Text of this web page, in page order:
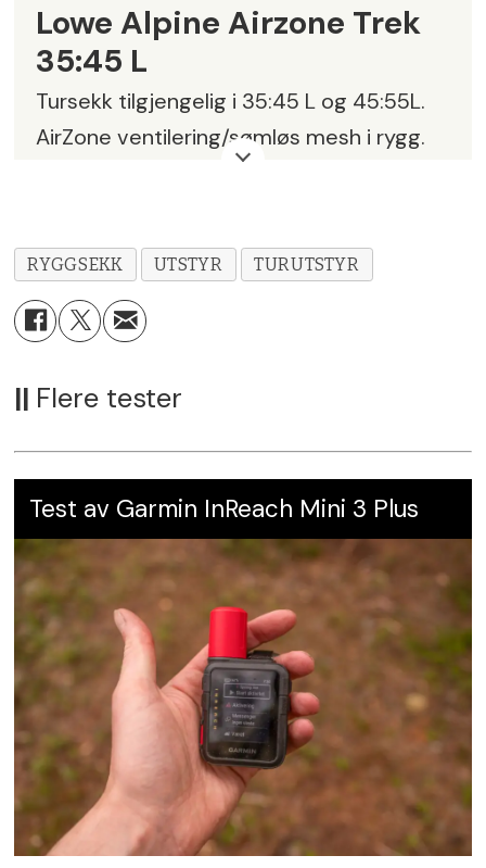
Lowe Alpine Airzone Trek
35:45 L
Tursekk tilgjengelig i 35:45 L og 45:55L.
AirZone ventilering/sømløs mesh i rygg.
Vekt: 1,6 kg.
Pris: kr 1699,-
Leverandør:Equip Norway AS
Karakter:5
RYGGSEKK UTSTYR TURUTSTYR
|| Flere tester
Test av Garmin InReach Mini 3 Plus